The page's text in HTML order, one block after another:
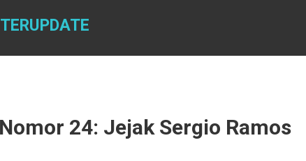
24: Jejak Sergio Ramos